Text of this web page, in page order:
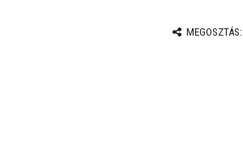
MEGOSZTÁS: